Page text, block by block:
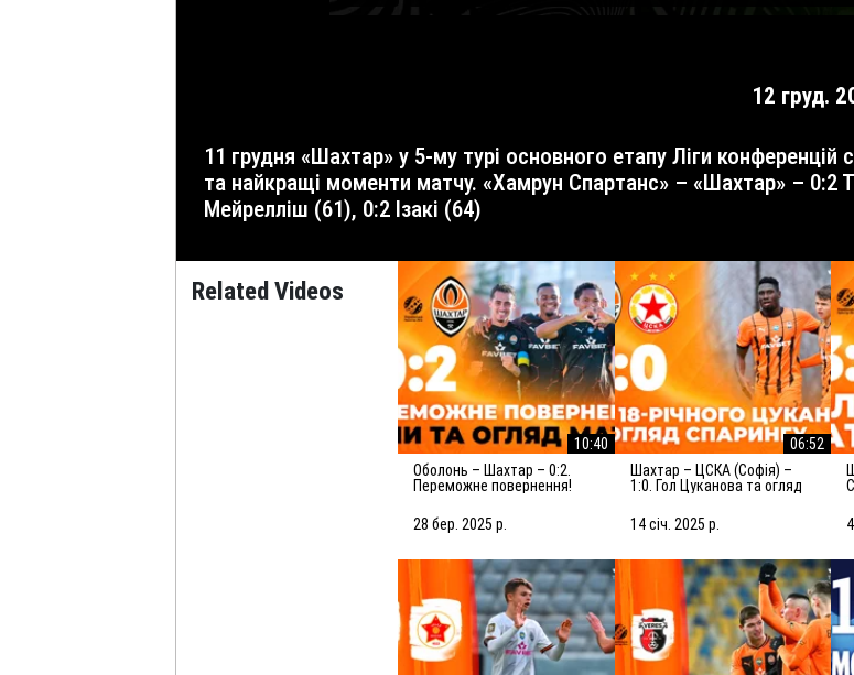
12 груд.
11 грудня «Шахтар» у 5-му турі основного етапу Ліги конференцій сезону-2025/26 переміг «Хамрун Спартанс». Дивіться всі голи
та найкращі моменти матчу. «Хамрун Спартанс» – «Шахтар» – 0:2
Мейрелліш (61), 0:2 Ізакі (64)
Related Videos
10:40
Оболонь – Шахтар – 0:2.
Переможне повернення!
(29.03.2025)
28 бер. 2025 р.
06:52
Шахтар – ЦСКА (Софія) –
1:0. Гол Цуканова та огляд
(15.01.2025)
14 січ. 2025 р.
Шахтар